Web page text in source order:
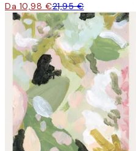
Da 10,98 €21,95 €